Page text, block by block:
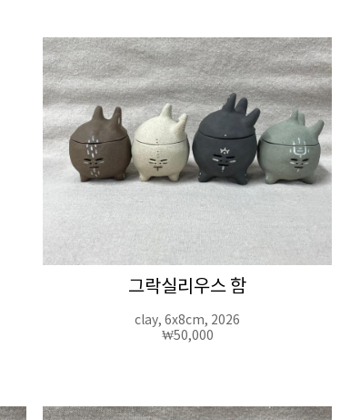
그락실리우스 함
clay, 6x8cm, 2026
₩50,000